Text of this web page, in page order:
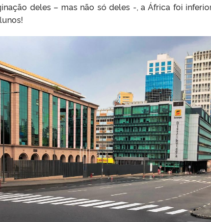
deles – mas não só deles -, a África foi